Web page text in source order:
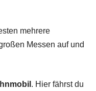
mehrere
Messen auf und
. Hier fährst du